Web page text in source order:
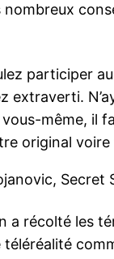
participer
extraverti.
vous-même, il
original
Secret
a récolté les
téléréalité